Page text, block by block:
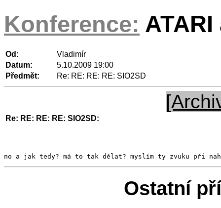
Konference:
Od:
Vladimír
Datum:
5.10.2009 19:00
Předmět:
Re: RE: RE: RE: SIO2SD
Re: RE: RE: RE: SIO2SD:
no a jak tedy? má to tak dělat? myslím ty zvuku při
Ostatní